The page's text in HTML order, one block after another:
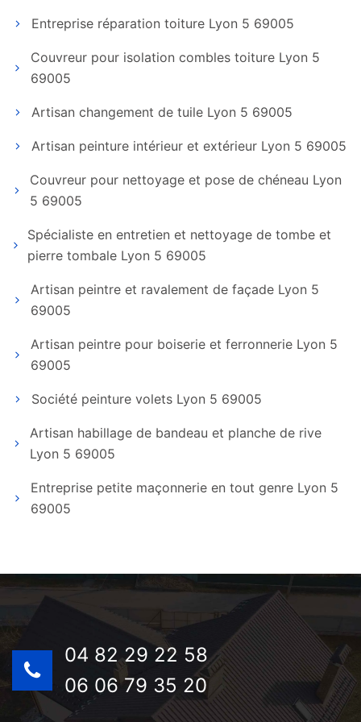
Entreprise réparation toiture Lyon 5 69005
Couvreur pour isolation combles toiture Lyon 5
69005
Artisan changement de tuile Lyon 5 69005
Artisan peinture intérieur et extérieur Lyon 5 69005
Couvreur pour nettoyage et pose de chéneau Lyon
5 69005
Spécialiste en entretien et nettoyage de tombe et
pierre tombale Lyon 5 69005
Artisan peintre et ravalement de façade Lyon 5
69005
Artisan peintre pour boiserie et ferronnerie Lyon 5
69005
Société peinture volets Lyon 5 69005
Artisan habillage de bandeau et planche de rive
Lyon 5 69005
Entreprise petite maçonnerie en tout genre Lyon 5
69005
04 82 29 22 58
06 06 79 35 20